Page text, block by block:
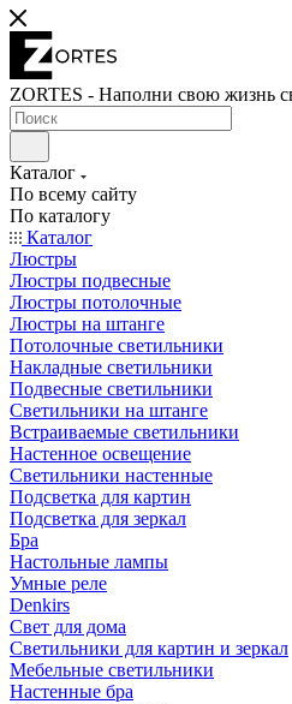
ZORTES - Наполни свою жизнь
Каталог
По всему сайту
По каталогу
Каталог
Люстры
Люстры подвесные
Люстры потолочные
Люстры на штанге
Потолочные светильники
Накладные светильники
Подвесные светильники
Светильники на штанге
Встраиваемые светильники
Настенное освещение
Светильники настенные
Подсветка для картин
Подсветка для зеркал
Бра
Настольные лампы
Умные реле
Denkirs
Свет для дома
Светильники для картин и зеркал
Мебельные светильники
Настенные бра